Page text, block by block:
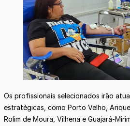
Os profissionais selecionados irão
estratégicas, como Porto Velho,
Rolim de Moura, Vilhena e Guajará-